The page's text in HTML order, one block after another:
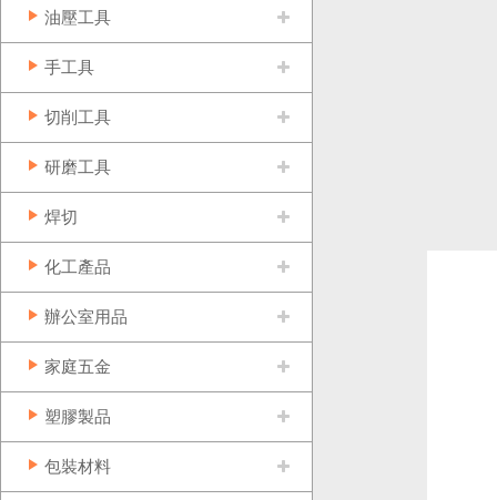
油壓工具
手工具
切削工具
研磨工具
焊切
化工產品
辦公室用品
家庭五金
塑膠製品
包裝材料